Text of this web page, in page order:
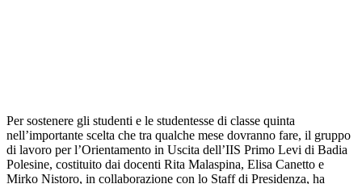
Per sostenere gli studenti e le studentesse di classe quinta
nell’importante scelta che tra qualche mese dovranno fare, il gruppo
di lavoro per l’Orientamento in Uscita dell’IIS Primo Levi di Badia
Polesine, costituito dai docenti Rita Malaspina, Elisa Canetto e
Mirko Nistoro, in collaborazione con lo Staff di Presidenza, ha